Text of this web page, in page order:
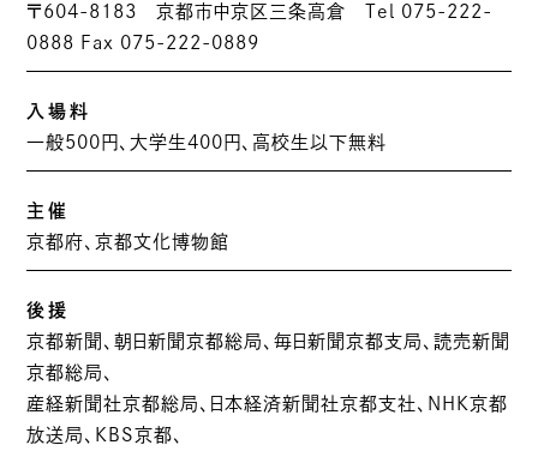
〒604-8183 京都市中京区三条高倉 Tel 075-222-
0888 Fax 075-222-0889
入場料
一般500円、大学生400円、高校生以下無料
主催
京都府、京都文化博物館
後援
京都新聞、朝日新聞京都総局、毎日新聞京都支局、読売新聞
京都総局、
産経新聞社京都総局、日本経済新聞社京都支社、NHK京都
放送局、KBS京都、